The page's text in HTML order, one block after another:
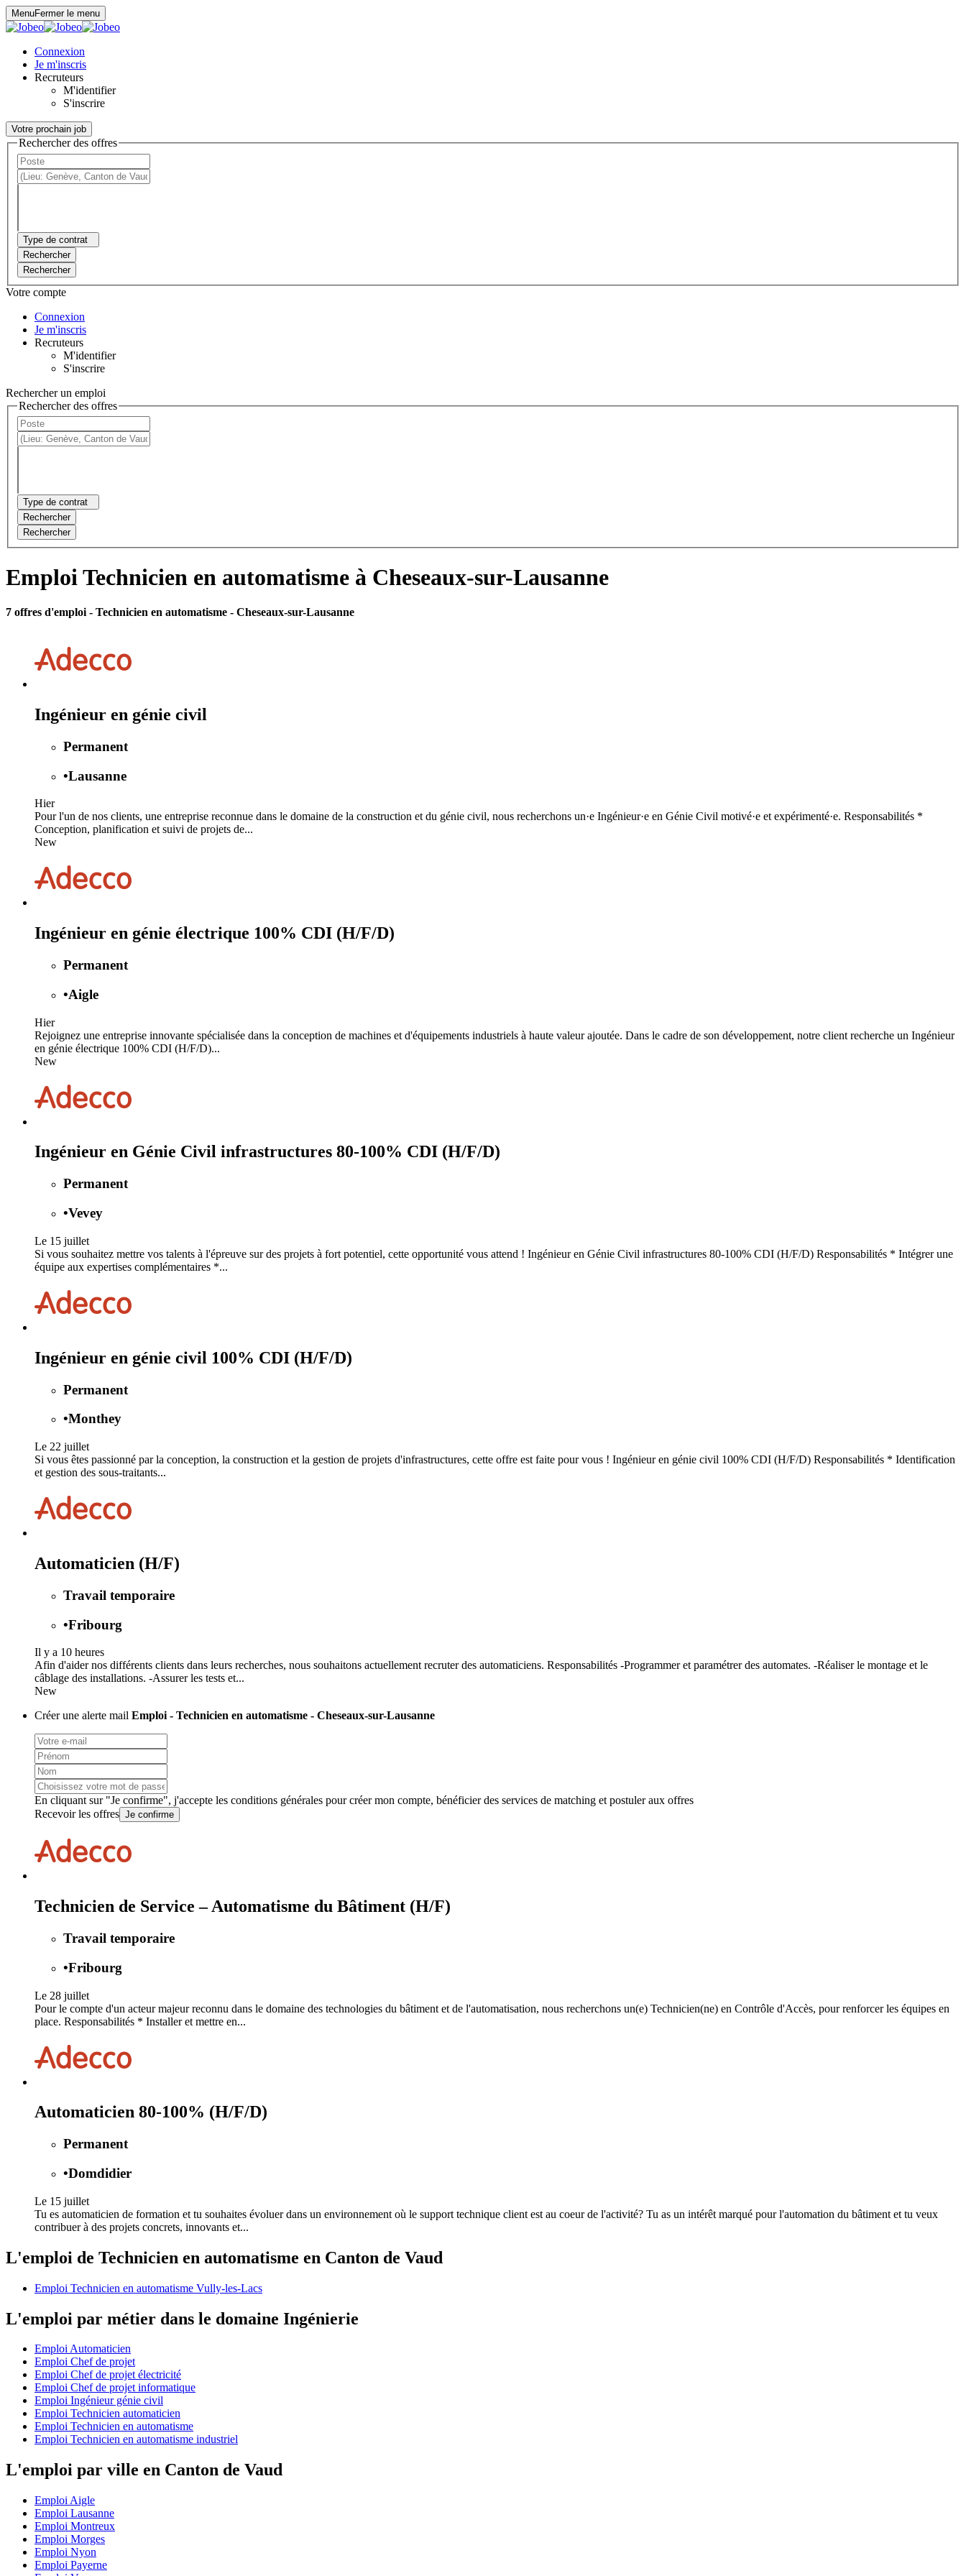
MenuFermer le menu
Connexion
Je m'inscris
Recruteurs
M'identifier
S'inscrire
Votre prochain job
Rechercher des offres
Type de contrat
Rechercher
Rechercher
Votre compte
Connexion
Je m'inscris
Recruteurs
M'identifier
S'inscrire
Rechercher un emploi
Rechercher des offres
Type de contrat
Rechercher
Rechercher
Emploi Technicien en automatisme à Cheseaux-sur-Lausanne
7 offres d'emploi - Technicien en automatisme - Cheseaux-sur-Lausanne
Ingénieur en génie civil
Permanent
•Lausanne
Hier
Pour l'un de nos clients, une entreprise reconnue dans le domaine de la construction et du génie civil, nous recherchons un·e Ingénieur·e en Génie Civil motivé·e et expérimenté·e. Responsabilités *
Conception, planification et suivi de projets de...
New
Ingénieur en génie électrique 100% CDI (H/F/D)
Permanent
•Aigle
Hier
Rejoignez une entreprise innovante spécialisée dans la conception de machines et d'équipements industriels à haute valeur ajoutée. Dans le cadre de son développement, notre client recherche un Ingénieur
en génie électrique 100% CDI (H/F/D)...
New
Ingénieur en Génie Civil infrastructures 80-100% CDI (H/F/D)
Permanent
•Vevey
Le 15 juillet
Si vous souhaitez mettre vos talents à l'épreuve sur des projets à fort potentiel, cette opportunité vous attend ! Ingénieur en Génie Civil infrastructures 80-100% CDI (H/F/D) Responsabilités * Intégrer une
équipe aux expertises complémentaires *...
Ingénieur en génie civil 100% CDI (H/F/D)
Permanent
•Monthey
Le 22 juillet
Si vous êtes passionné par la conception, la construction et la gestion de projets d'infrastructures, cette offre est faite pour vous ! Ingénieur en génie civil 100% CDI (H/F/D) Responsabilités * Identification
et gestion des sous-traitants...
Automaticien (H/F)
Travail temporaire
•Fribourg
Il y a 10 heures
Afin d'aider nos différents clients dans leurs recherches, nous souhaitons actuellement recruter des automaticiens. Responsabilités -Programmer et paramétrer des automates. -Réaliser le montage et le
câblage des installations. -Assurer les tests et...
New
Créer une alerte mail Emploi - Technicien en automatisme - Cheseaux-sur-Lausanne
En cliquant sur "Je confirme", j'accepte les conditions générales pour créer mon compte, bénéficier des services de matching et postuler aux offres
Recevoir les offres Je confirme
Technicien de Service – Automatisme du Bâtiment (H/F)
Travail temporaire
•Fribourg
Le 28 juillet
Pour le compte d'un acteur majeur reconnu dans le domaine des technologies du bâtiment et de l'automatisation, nous recherchons un(e) Technicien(ne) en Contrôle d'Accès, pour renforcer les équipes en
place. Responsabilités * Installer et mettre en...
Automaticien 80-100% (H/F/D)
Permanent
•Domdidier
Le 15 juillet
Tu es automaticien de formation et tu souhaites évoluer dans un environnement où le support technique client est au coeur de l'activité? Tu as un intérêt marqué pour l'automation du bâtiment et tu veux
contribuer à des projets concrets, innovants et...
L'emploi de Technicien en automatisme en Canton de Vaud
Emploi Technicien en automatisme Vully-les-Lacs
L'emploi par métier dans le domaine Ingénierie
Emploi Automaticien
Emploi Chef de projet
Emploi Chef de projet électricité
Emploi Chef de projet informatique
Emploi Ingénieur génie civil
Emploi Technicien automaticien
Emploi Technicien en automatisme
Emploi Technicien en automatisme industriel
L'emploi par ville en Canton de Vaud
Emploi Aigle
Emploi Lausanne
Emploi Montreux
Emploi Morges
Emploi Nyon
Emploi Payerne
Panneau de gestion des cookies